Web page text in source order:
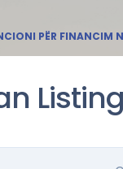
PËR FINANCIM